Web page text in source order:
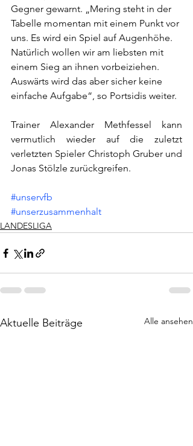
Gegner gewarnt. „Mering steht in der
Tabelle momentan mit einem Punkt vor
uns. Es wird ein Spiel auf Augenhöhe.
Natürlich wollen wir am liebsten mit
einem Sieg an ihnen vorbeiziehen.
Auswärts wird das aber sicher keine
einfache Aufgabe“, so Portsidis weiter.
Trainer Alexander Methfessel kann
vermutlich wieder auf die zuletzt
verletzten Spieler Christoph Gruber und
Jonas Stölzle zurückgreifen.
#unservfb
#unserzusammenhalt
LANDESLIGA
Aktuelle Beiträge Alle ansehen